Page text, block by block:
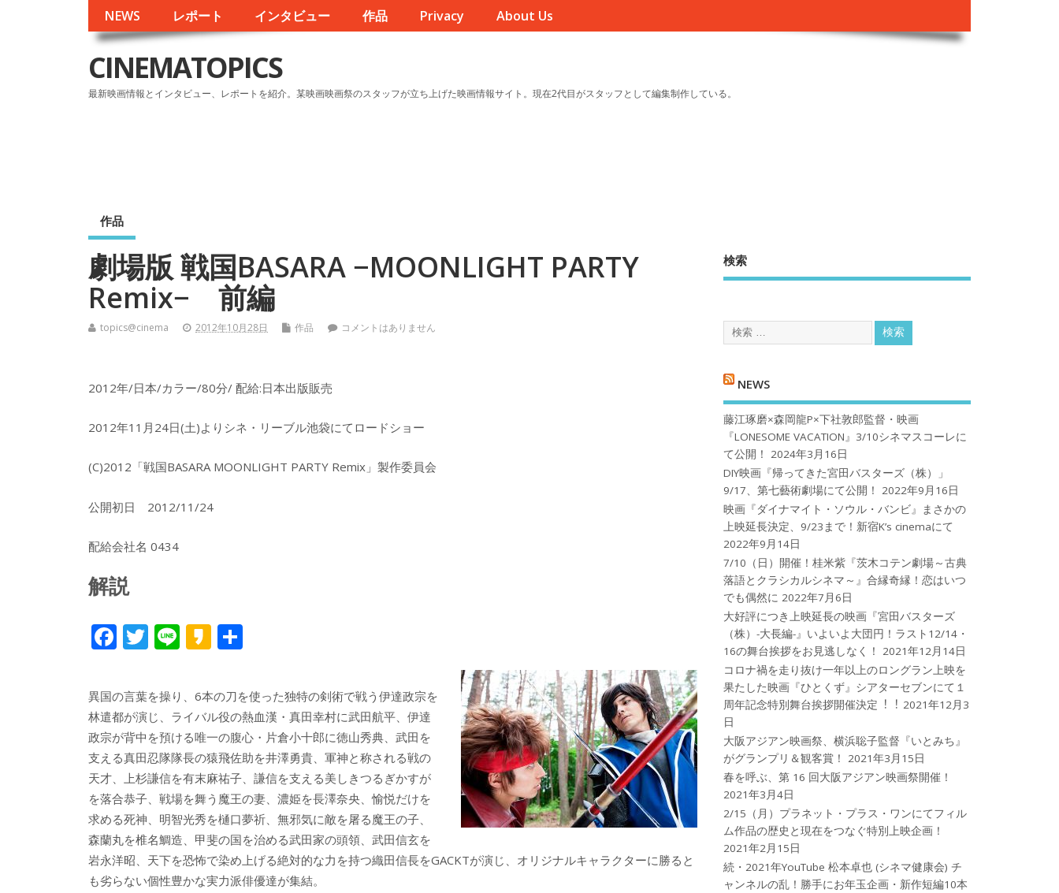
NEWS レポート インタビュー 作品 Privacy About Us
CINEMATOPICS
最新映画情報とインタビュー、レポートを紹介。某映画映画祭のスタッフが立ち上げた映画情報サイト。現在2代目がスタッフとして編集制作している。
作品
劇場版 戦国BASARA −MOONLIGHT PARTY
Remix− 前編
topics@cinema 2012年10月28日 作品 コメントはありません
2012年/日本/カラー/80分/ 配給:日本出版販売
2012年11月24日(土)よりシネ・リーブル池袋にてロードショー
(C)2012「戦国BASARA MOONLIGHT PARTY Remix」製作委員会
公開初日 2012/11/24
配給会社名 0434
解説
F
e
b
o
o
k
T
itt
er
Li
e
K
k
a
o
異国の言葉を操り、6本の刀を使った独特の剣術で戦う伊達政宗を
林遣都が演じ、ライバル役の熱血漢・真田幸村に武田航平、伊達
政宗が背中を預ける唯一の腹心・片倉小十郎に徳山秀典、武田を
支える真田忍隊隊長の猿飛佐助を井澤勇貴、軍神と称される戦の
天才、上杉謙信を有末麻祐子、謙信を支える美しきつるぎかすが
を落合恭子、戦場を舞う魔王の妻、濃姫を長澤奈央、愉悦だけを
求める死神、明智光秀を樋口夢祈、無邪気に敵を屠る魔王の子、
森蘭丸を椎名鯛造、甲斐の国を治める武田家の頭領、武田信玄を
岩永洋昭、天下を恐怖で染め上げる絶対的な力を持つ織田信長をGACKTが演じ、オリジナルキャラクターに勝ると
も劣らない個性豊かな実力派俳優達が集結。
検索
NEWS
藤江琢磨×森岡龍P×下社敦郎監督・映画
『LONESOME VACATION』3/10シネマスコーレに
て公開！
2024年3月16日
DIY映画『帰ってきた宮田バスターズ（株）」
9/17、第七藝術劇場にて公開！
2022年9月16日
映画『ダイナマイト・ソウル・バンビ』まさかの
上映延長決定、9/23まで！新宿K’s cinemaにて
2022年9月14日
7/10（日）開催！桂米紫『茨木コテン劇場～古典
落語とクラシカルシネマ～』合縁奇縁！恋はいつ
でも偶然に 2022年7月6日
大好評につき上映延長の映画『宮田バスターズ
（株）-大長編-』いよいよ大団円！ラスト12/14・
16の舞台挨拶をお見逃しなく！
2021年12月14日
コロナ禍を⾛り抜け⼀年以上のロングラン上映を
果たした映画『ひとくず』シアターセブンにて１
周年記念特別舞台挨拶開催決定︕︕ 2021年12月3
日
大阪アジアン映画祭、横浜聡子監督『いとみち』
がグランプリ＆観客賞！
2021年3月15日
春を呼ぶ、第 16 回大阪アジアン映画祭開催！
2021年3月4日
2/15（月）プラネット・プラス・ワンにてフィル
ム作品の歴史と現在をつなぐ特別上映企画！
2021年2月15日
続・2021年YouTube 松本卓也 (シネマ健康会) チ
ャンネルの乱！勝手にお年玉企画・新作短編10本